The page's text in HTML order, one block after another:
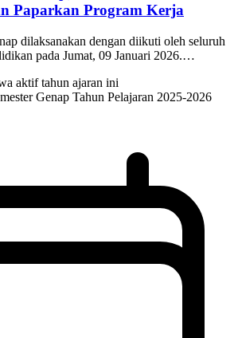
Paparkan Program Kerja
dilaksanakan dengan diikuti oleh seluruh
pada Jumat, 09 Januari 2026.…
aktif tahun ajaran ini